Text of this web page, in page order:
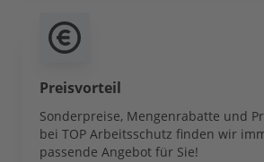
Preisvorteil
Sonderpreise, Mengenrabatte und
bei TOP Arbeitsschutz finden wir
passende Angebot für Sie!